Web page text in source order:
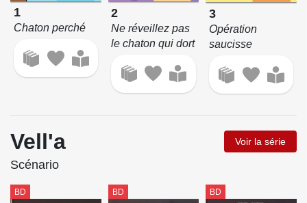
1
Chaton perché
2
Ne réveillez pas
le chaton qui dort
3
Opération
saucisse
Vell'a Voir la série
Scénario
BD BD BD